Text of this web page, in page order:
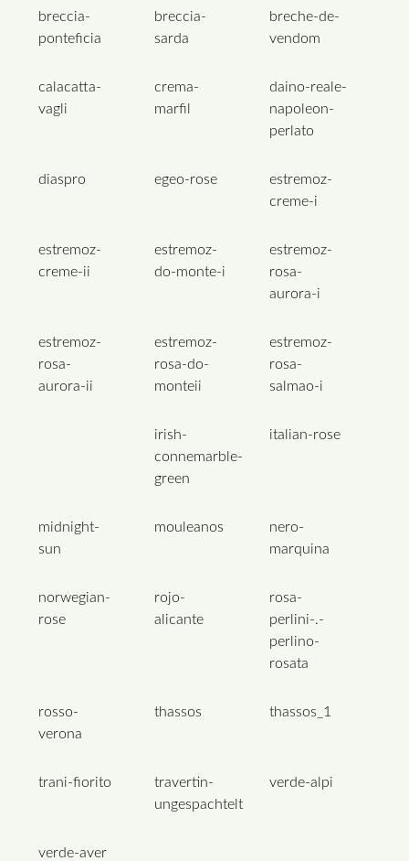
breccia-
ponteficia
breccia-
sarda
breche-de-
vendom
calacatta-
vagli
crema-
marfil
daino-reale-
napoleon-
perlato
diaspro egeo-rose
estremoz-
creme-i
estremoz-
creme-ii
estremoz-
do-monte-i
estremoz-
rosa-
aurora-i
estremoz-
rosa-
aurora-ii
estremoz-
rosa-do-
monteii
estremoz-
rosa-
salmao-i
irish-
connemarble-
green
italian-rose
midnight-
sun
mouleanos
nero-
marquina
norwegian-
rose
rojo-
alicante
rosa-
perlini-.-
perlino-
rosata
rosso-
verona
thassos thassos_1
trani-fiorito
travertin-
ungespachtelt
verde-alpi
verde-aver